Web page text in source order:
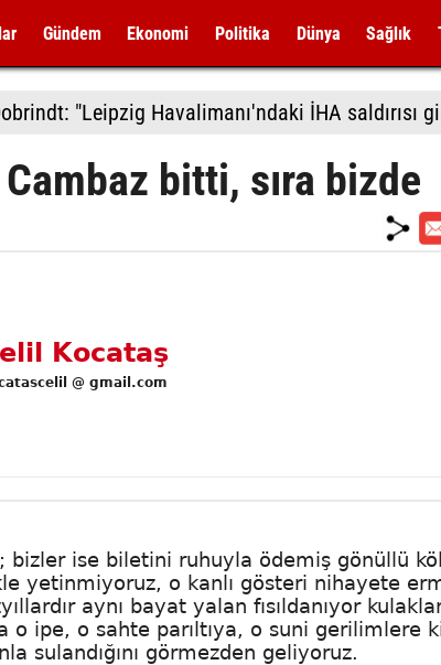
Gündem Ekonomi Politika Dünya Sağlık
Cambaz bitti, sıra bizde
Kocataş
@ gmail.com
bizler ise biletini ruhuyla ödemiş gönüllü
yetinmiyoruz, o kanlı gösteri nihayete
aynı bayat yalan fısıldanıyor
o ipe, o sahte parıltıya, o suni gerilimlere
sulandığını görmezden geliyoruz.